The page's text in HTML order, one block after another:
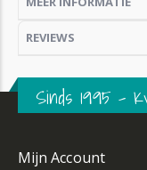
REVIEWS
Sinds 1995 –
Mijn Account